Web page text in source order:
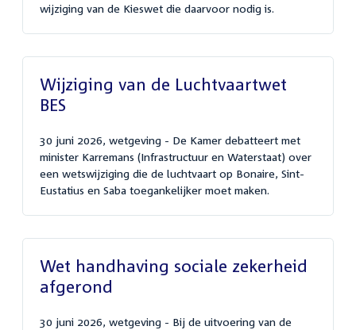
wijziging van de Kieswet die daarvoor nodig is.
Wijziging van de Luchtvaartwet
BES
30 juni 2026, wetgeving - De Kamer debatteert met
minister Karremans (Infrastructuur en Waterstaat) over
een wetswijziging die de luchtvaart op Bonaire, Sint-
Eustatius en Saba toegankelijker moet maken.
Wet handhaving sociale zekerheid
afgerond
30 juni 2026, wetgeving - Bij de uitvoering van de